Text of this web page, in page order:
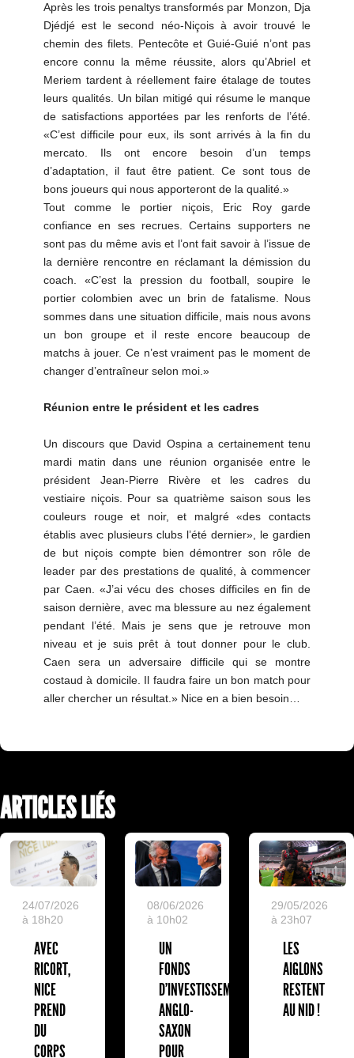
Après les trois penaltys transformés par Monzon, Dja
Djédjé est le second néo-Niçois à avoir trouvé le
chemin des filets. Pentecôte et Guié-Guié n’ont pas
encore connu la même réussite, alors qu’Abriel et
Meriem tardent à réellement faire étalage de toutes
leurs qualités. Un bilan mitigé qui résume le manque
de satisfactions apportées par les renforts de l’été.
«C’est difficile pour eux, ils sont arrivés à la fin du
mercato. Ils ont encore besoin d’un temps
d’adaptation, il faut être patient. Ce sont tous de
bons joueurs qui nous apporteront de la qualité.»
Tout comme le portier niçois, Eric Roy garde
confiance en ses recrues. Certains supporters ne
sont pas du même avis et l’ont fait savoir à l’issue de
la dernière rencontre en réclamant la démission du
coach. «C’est la pression du football, soupire le
portier colombien avec un brin de fatalisme. Nous
sommes dans une situation difficile, mais nous avons
un bon groupe et il reste encore beaucoup de
matchs à jouer. Ce n’est vraiment pas le moment de
changer d’entraîneur selon moi.»
Réunion entre le président et les cadres
Un discours que David Ospina a certainement tenu
mardi matin dans une réunion organisée entre le
président Jean-Pierre Rivère et les cadres du
vestiaire niçois. Pour sa quatrième saison sous les
couleurs rouge et noir, et malgré «des contacts
établis avec plusieurs clubs l’été dernier», le gardien
de but niçois compte bien démontrer son rôle de
leader par des prestations de qualité, à commencer
par Caen. «J’ai vécu des choses difficiles en fin de
saison dernière, avec ma blessure au nez également
pendant l’été. Mais je sens que je retrouve mon
niveau et je suis prêt à tout donner pour le club.
Caen sera un adversaire difficile qui se montre
costaud à domicile. Il faudra faire un bon match pour
aller chercher un résultat.» Nice en a bien besoin…
ARTICLES LIÉS
24/07/2026
à 18h20
AVEC
RICORT,
NICE
PREND
DU
CORPS
08/06/2026
à 10h02
UN
FONDS
D'INVESTISSEMENT
ANGLO-
SAXON
POUR
29/05/2026
à 23h07
LES
AIGLONS
RESTENT
AU NID !